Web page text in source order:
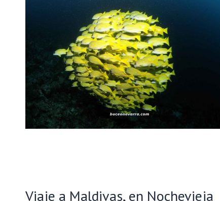
Viaje a Maldivas, en Nochevieja